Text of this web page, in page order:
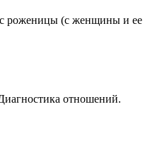
роженицы (с женщины и ее
отношений.